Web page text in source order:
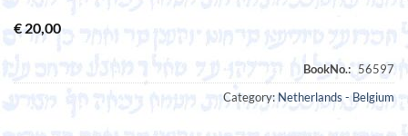
€20,00
Category: Netherlands - Belgium